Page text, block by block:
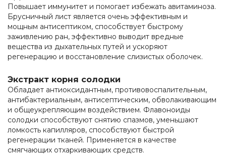
Повышает иммунитет и помогает избежать авитаминоза.
Брусничный лист является очень эффективным и
мощным антисептиком, способствует быстрому
заживлению ран, эффективно выводит вредные
вещества из дыхательных путей и ускоряют
регенерацию и восстановление слизистых оболочек.
Экстракт корня солодки
Обладает антиоксидантным, противовоспалительным,
антибактериальным, антисептическим, обволакивающим
и общеукрепляющим воздействием. Флавоноиды
солодки способствуют снятию спазмов, уменьшают
ломкость капилляров, способствуют быстрой
регенерации тканей. Применяется в качестве
смягчающих отхаркивающих средств.